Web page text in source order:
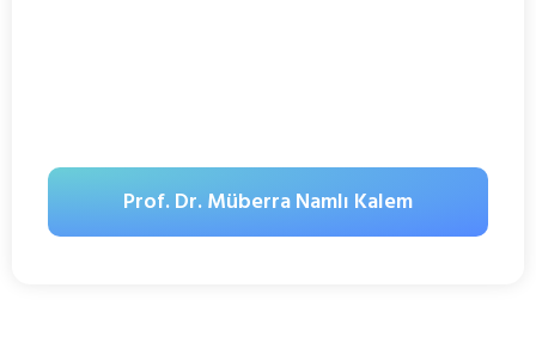
Prof. Dr. Müberra Namlı Kalem